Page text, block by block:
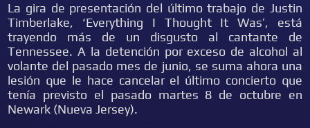
La gira de presentación del último trabajo de Justin
Timberlake, ‘Everything I Thought It Was’, está
trayendo más de un disgusto al cantante de
Tennessee. A la detención por exceso de alcohol al
volante del pasado mes de junio, se suma ahora una
lesión que le hace cancelar el último concierto que
tenía previsto el pasado martes 8 de octubre en
Newark (Nueva Jersey).